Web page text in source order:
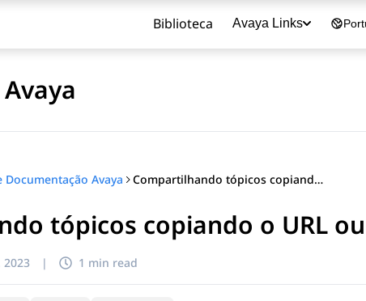
Biblioteca Avaya Links
Avaya Compartilhando tópicos copiando o URL ou por e-mail
tópicos copiando o URL
2023 | 1 min read